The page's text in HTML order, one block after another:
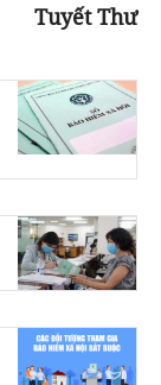
Tuyết Thư